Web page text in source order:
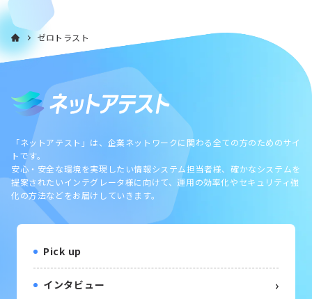
ゼロトラスト
「ネットアテスト」は、企業ネットワークに関わる全ての方のためのサイ
トです。
安心・安全な環境を実現したい情報システム担当者様、確かなシステムを
提案されたいインテグレータ様に向けて、運用の効率化やセキュリティ強
化の方法などをお届けしていきます。
Pick up
インタビュー